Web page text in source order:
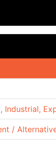
Industrial,
/